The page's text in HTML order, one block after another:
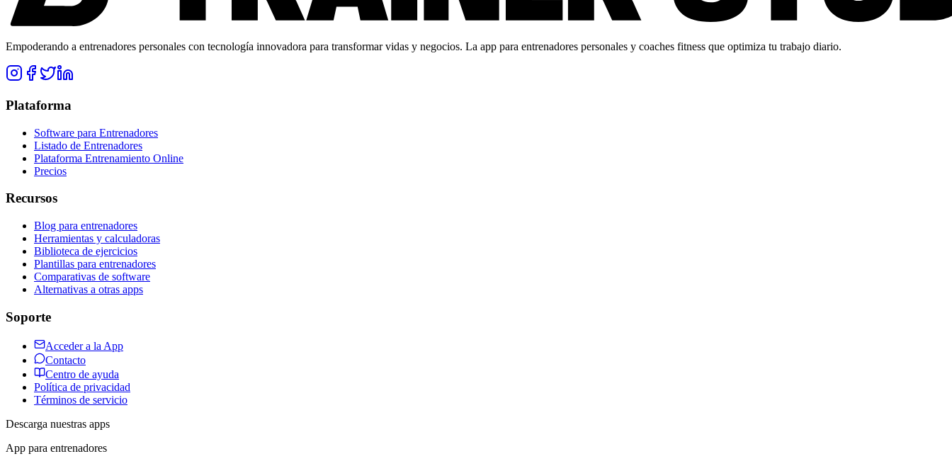
Empoderando a entrenadores personales con tecnología innovadora para transformar vidas y negocios. La app para entrenadores personales y coaches fitness que optimiza tu trabajo diario.
Plataforma
Software para Entrenadores
Listado de Entrenadores
Plataforma Entrenamiento Online
Precios
Recursos
Blog para entrenadores
Herramientas y calculadoras
Biblioteca de ejercicios
Plantillas para entrenadores
Comparativas de software
Alternativas a otras apps
Soporte
Acceder a la App
Contacto
Centro de ayuda
Política de privacidad
Términos de servicio
Descarga nuestras apps
App para entrenadores